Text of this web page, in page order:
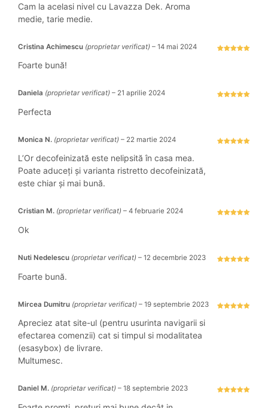
Cam la acelasi nivel cu Lavazza Dek. Aroma
medie, tarie medie.
Cristina Achimescu (proprietar verificat) – 14 mai 2024
Foarte bună!
Daniela (proprietar verificat) – 21 aprilie 2024
Perfecta
Monica N. (proprietar verificat) – 22 martie 2024
L’Or decofeinizată este nelipsită în casa mea.
Poate aduceți și varianta ristretto decofeinizată,
este chiar și mai bună.
Cristian M. (proprietar verificat) – 4 februarie 2024
Ok
Nuti Nedelescu (proprietar verificat) – 12 decembrie 2023
Foarte bună.
Mircea Dumitru (proprietar verificat) – 19 septembrie 2023
Apreciez atat site-ul (pentru usurinta navigarii si
efectarea comenzii) cat si timpul si modalitatea
(esasybox) de livrare.
Multumesc.
Daniel M. (proprietar verificat) – 18 septembrie 2023